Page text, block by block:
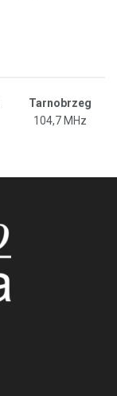
Tarnobrzeg
104,7 MHz